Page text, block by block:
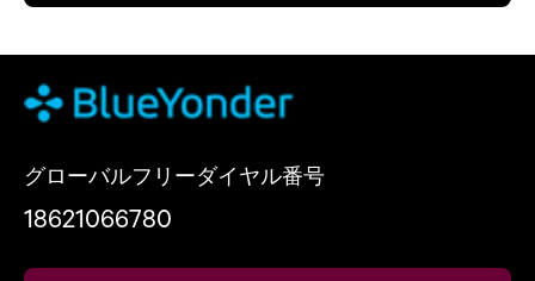
グローバルフリーダイヤル番号
18621066780